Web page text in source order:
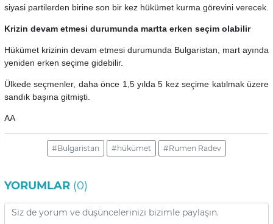
siyasi partilerden birine son bir kez hükümet kurma görevini verecek.
Krizin devam etmesi durumunda martta erken seçim olabilir
Hükümet krizinin devam etmesi durumunda Bulgaristan, mart ayında
yeniden erken seçime gidebilir.
Ülkede seçmenler, daha önce 1,5 yılda 5 kez seçime katılmak üzere
sandık başına gitmişti.
AA
#Bulgaristan #hükümet #Rumen Radev
YORUMLAR (0)